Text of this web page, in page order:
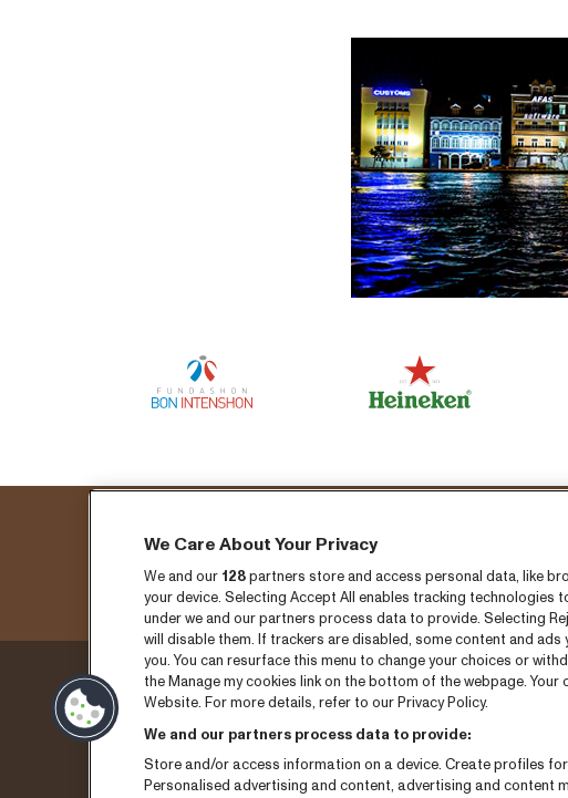
Volg
Donderdag 3 sepember
Vrijdag 4 september
Zaterdag 5 september
Tickets
Nieuws
Pers
We Care About Your Privacy
We and our 128partners store and access personal data, like
your device. Selecting Accept All enables tracking technologies
under we and our partners process data to provide. Selecting
will disable them. If trackers are disabled, some content and ads
you. You can resurface this menu to change your choices or
the Manage my cookies link on the bottom of the webpage. Your
Website. For more details, refer to our Privacy Policy.
We and our partners process data to provide:
Store and/or access information on a device. Create profiles
Personalised advertising and content, advertising and content